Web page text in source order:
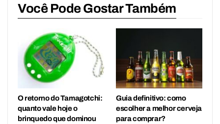
Você Pode Gostar Também
O retorno do Tamagotchi:
quanto vale hoje o
brinquedo que dominou
Guia definitivo: como
escolher a melhor cerveja
para comprar?